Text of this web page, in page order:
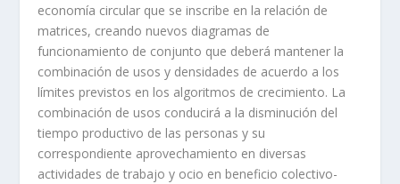
economía circular que se inscribe en la relación de
matrices, creando nuevos diagramas de
funcionamiento de conjunto que deberá mantener la
combinación de usos y densidades de acuerdo a los
límites previstos en los algoritmos de crecimiento. La
combinación de usos conducirá a la disminución del
tiempo productivo de las personas y su
correspondiente aprovechamiento en diversas
actividades de trabajo y ocio en beneficio colectivo-